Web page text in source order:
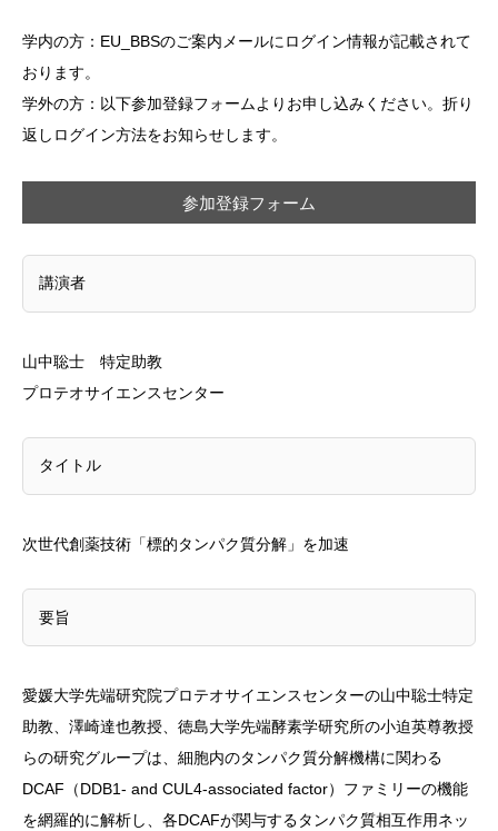
学内の方：EU_BBSのご案内メールにログイン情報が記載されて
おります。
学外の方：以下参加登録フォームよりお申し込みください。折り
返しログイン方法をお知らせします。
参加登録フォーム
講演者
山中聡士 特定助教
プロテオサイエンスセンター
タイトル
次世代創薬技術「標的タンパク質分解」を加速
要旨
愛媛大学先端研究院プロテオサイエンスセンターの山中聡士特定
助教、澤崎達也教授、徳島大学先端酵素学研究所の小迫英尊教授
らの研究グループは、細胞内のタンパク質分解機構に関わる
DCAF（DDB1- and CUL4-associated factor）ファミリーの機能
を網羅的に解析し、各DCAFが関与するタンパク質相互作用ネッ